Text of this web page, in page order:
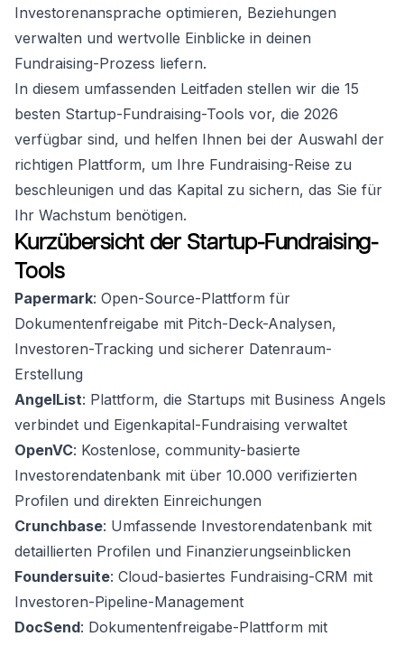
Investorenansprache optimieren, Beziehungen
verwalten und wertvolle Einblicke in deinen
Fundraising-Prozess liefern.
In diesem umfassenden Leitfaden stellen wir die 15
besten Startup-Fundraising-Tools vor, die 2026
verfügbar sind, und helfen Ihnen bei der Auswahl der
richtigen Plattform, um Ihre Fundraising-Reise zu
beschleunigen und das Kapital zu sichern, das Sie für
Ihr Wachstum benötigen.
Kurzübersicht der Startup-Fundraising-
Tools
Papermark: Open-Source-Plattform für
Dokumentenfreigabe mit Pitch-Deck-Analysen,
Investoren-Tracking und sicherer Datenraum-
Erstellung
AngelList: Plattform, die Startups mit Business Angels
verbindet und Eigenkapital-Fundraising verwaltet
OpenVC: Kostenlose, community-basierte
Investorendatenbank mit über 10.000 verifizierten
Profilen und direkten Einreichungen
Crunchbase: Umfassende Investorendatenbank mit
detaillierten Profilen und Finanzierungseinblicken
Foundersuite: Cloud-basiertes Fundraising-CRM mit
Investoren-Pipeline-Management
DocSend: Dokumentenfreigabe-Plattform mit